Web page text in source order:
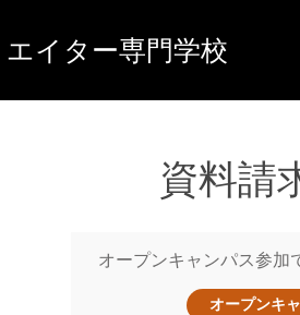
イター専門学校
資料請
オープンキャンパス参加
オープンキ